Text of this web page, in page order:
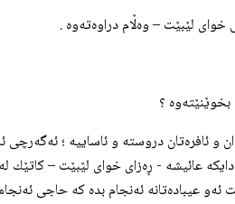
لێبێت – وه‌ڵام دراوه‌ته‌وه‌ .
و ئافره‌تان دروسته‌ و ئاساییه‌ ؛
عائیشه‌ - ڕه‌زای خوای لێبێت –
عیباده‌تانه‌ ئه‌نجام بده‌ كه‌ حاجی